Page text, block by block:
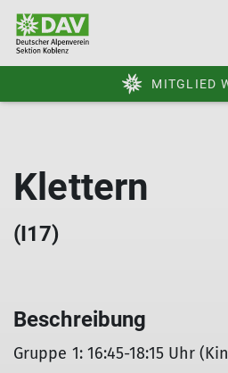
MITGLIED
Klettern
(I17)
Beschreibung
Gruppe 1: 16:45-18:15 Uhr